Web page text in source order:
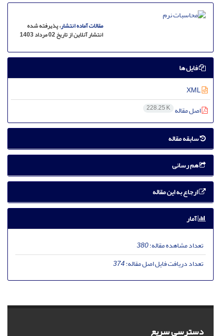
مقالات آماده انتشار، پذیرفته شده
انتشار آنلاین از تاریخ 02 مرداد 1403
فایل ها
اصل مقاله 228.25 K
سابقه مقاله
هم رسانی
ارجاع به این مقاله
آمار
تعداد مشاهده مقاله:380
تعداد دریافت فایل اصل مقاله:374
دسترسی سریع